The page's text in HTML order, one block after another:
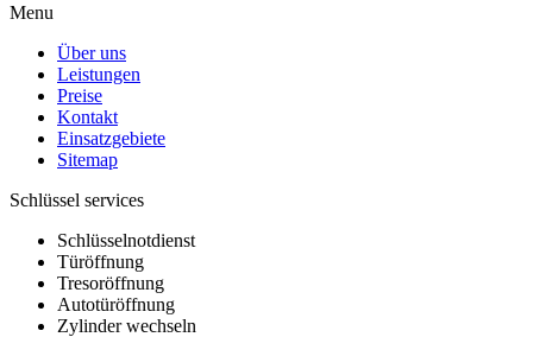
Menu
Über uns
Leistungen
Preise
Kontakt
Einsatzgebiete
Sitemap
Schlüssel services
Schlüsselnotdienst
Türöffnung
Tresoröffnung
Autotüröffnung
Zylinder wechseln